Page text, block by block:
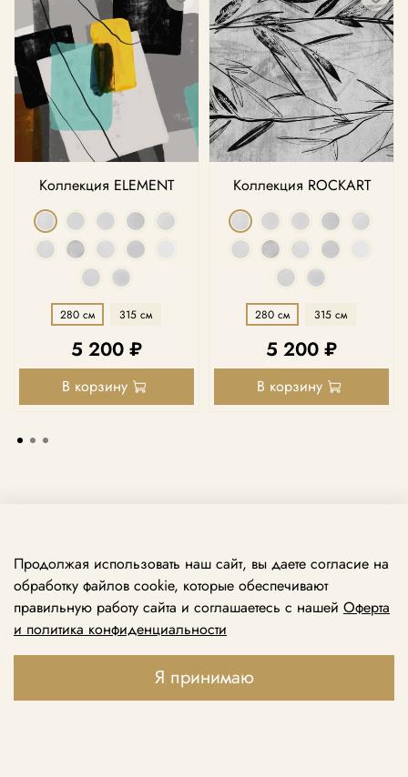
Коллекция ELEMENT
280 см 315 см
5 200 ₽
В корзину
Коллекция ROCKART
280 см 315 см
5 200 ₽
В корзину
Принимаем звонки ежедневно с 10:00 до 21:00
+7 969 138 74 79
+7 495 888 49 79
Продолжая использовать наш сайт, вы даете согласие на
обработку файлов cookie, которые обеспечивают
правильную работу сайта и соглашаетесь с нашей Оферта
и политика конфиденциальности
Я принимаю